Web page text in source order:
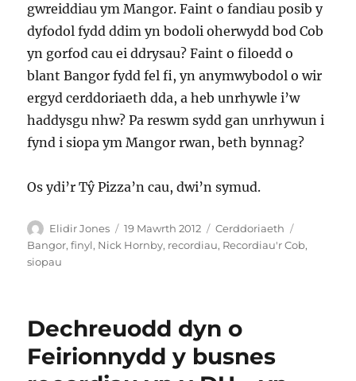
gwreiddiau ym Mangor. Faint o fandiau posib y
dyfodol fydd ddim yn bodoli oherwydd bod Cob
yn gorfod cau ei ddrysau? Faint o filoedd o
blant Bangor fydd fel fi, yn anymwybodol o wir
ergyd cerddoriaeth dda, a heb unrhywle i’w
haddysgu nhw? Pa reswm sydd gan unrhywun i
fynd i siopa ym Mangor rwan, beth bynnag?
Os ydi’r Tŷ Pizza’n cau, dwi’n symud.
Awdur
Elidir Jones
Cofnodwyd
ar
19 Mawrth 2012 Categorïau
Cerddoriaeth
Bangor,finyl, Nick Hornby, recordiau, Recordiau'r Cob,
siopau
Dechreuodd dyn o
Feirionnydd y busnes